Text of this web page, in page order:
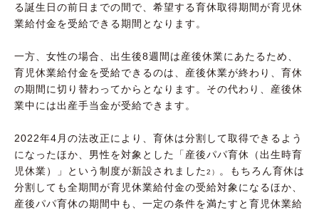
る誕生日の前日までの間で、希望する育休取得期間が育児休
業給付金を受給できる期間となります。
一方、女性の場合、出生後8週間は産後休業にあたるため、
育児休業給付金を受給できるのは、産後休業が終わり、育休
の期間に切り替わってからとなります。その代わり、産後休
業中には出産手当金が受給できます。
2022年4月の法改正により、育休は分割して取得できるよう
になったほか、男性を対象とした「産後パパ育休（出生時育
児休業）」という制度が新設されました2）
。もちろん育休は
分割しても全期間が育児休業給付金の受給対象になるほか、
産後パパ育休の期間中も、一定の条件を満たすと育児休業給